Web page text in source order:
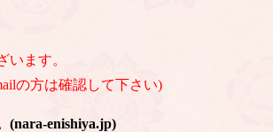
ます。
の方は確認して下さい)
(nara-enishiya.jp)